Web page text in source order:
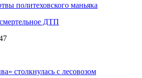
политеховского маньяка
ДТП
столкнулась с лесовозом